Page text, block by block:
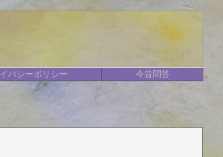
バシーポリシー 今昔問答